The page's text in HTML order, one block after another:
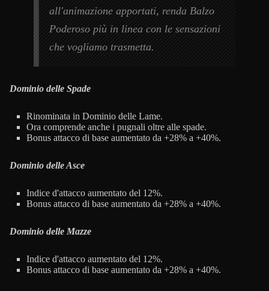
all'animazione apportati, renda Balzo
Poderoso più in linea con le sensazioni
che vogliamo trasmetta.
Dominio delle Spade
Rinominata in Dominio delle Lame.
Ora comprende anche i pugnali oltre alle spade.
Bonus attacco di base aumentato da +28% a +40%.
Dominio delle Asce
Indice d'attacco aumentato del 12%.
Bonus attacco di base aumentato da +28% a +40%.
Dominio delle Mazze
Indice d'attacco aumentato del 12%.
Bonus attacco di base aumentato da +28% a +40%.